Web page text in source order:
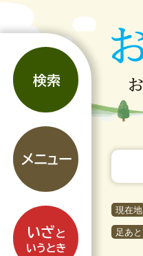
先
頭
す。
を
飛
し
本
へ
検
索
メ
ニ
ュ
ー
い
ざ
と
現在地
足あと